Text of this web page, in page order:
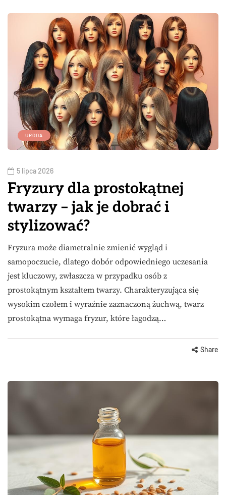
URODA
5 lipca 2026
Fryzury dla prostokątnej
twarzy – jak je dobrać i
stylizować?
Fryzura może diametralnie zmienić wygląd i
samopoczucie, dlatego dobór odpowiedniego uczesania
jest kluczowy, zwłaszcza w przypadku osób z
prostokątnym kształtem twarzy. Charakteryzująca się
wysokim czołem i wyraźnie zaznaczoną żuchwą, twarz
prostokątna wymaga fryzur, które łagodzą…
Share